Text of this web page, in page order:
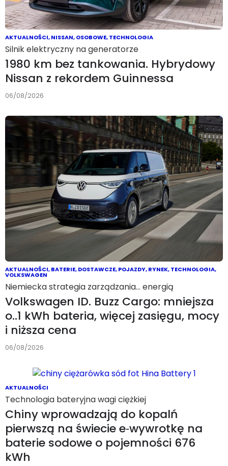
AKTUALNOŚCI,NISSAN,OSOBOWE,TECHNOLOGIA
Silnik elektryczny na generatorze
1980 km bez tankowania. Hybrydowy
Nissan z rekordem Guinnessa
06/08/2026
AKTUALNOŚCI,BATERIE,DOSTAWCZE,POJAZDY,RYNEK,TECHNOLOGIA,
VOLKSWAGEN
Niemiecka strategia zarządzania… energią
Volkswagen ID. Buzz Cargo: mniejsza
o..1 kWh bateria, więcej zasięgu, mocy
i niższa cena
06/08/2026
AKTUALNOŚCI
Technologia bateryjna wagi ciężkiej
Chiny wprowadzają do kopalń
pierwszą na świecie e‑wywrotkę na
baterie sodowe o pojemności 676
kWh